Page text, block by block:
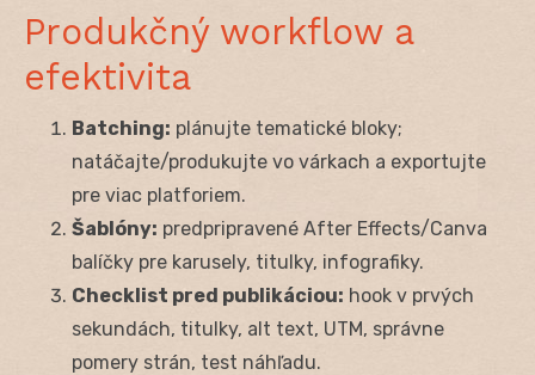
Produkčný workflow a
efektivita
Batching: plánujte tematické bloky;
natáčajte/produkujte vo várkach a exportujte
pre viac platforiem.
Šablóny: predpripravené After Effects/Canva
balíčky pre karusely, titulky, infografiky.
Checklist pred publikáciou: hook v prvých
sekundách, titulky, alt text, UTM, správne
pomery strán, test náhľadu.